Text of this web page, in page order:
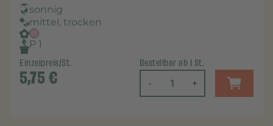
sonnig
mittel, trocken
P 1
Einzelpreis/St.
5,75€
Bestellbar ab 1 St.
- +